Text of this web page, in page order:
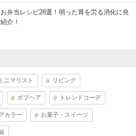
弁当レシピ28選！弱った胃を労る消化に良
介！
ミニマリスト リビング
ボブヘア トレンドコーデ
カラー お菓子・スイーツ